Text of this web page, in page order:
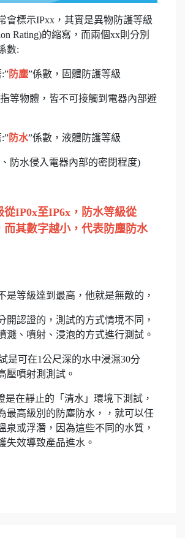
會標示IPxx，其實是異物防護等級
Rating)的縮寫，而兩個xx則分別
數:
防塵”係數，固體防護等級
等物體，皆不可接觸到電器內部避
防水”係數，液體防護等級
防水侵入電器內部的密閉程度)
從IP0x至IP6x，防水等級從
而其數字越小，代表防塵防水
是等級達到最高，他就是無敵的，
開認證的，測試的方式情境不同，
濺、噴射、浸泡的方式進行測試。
是可在1公尺深的水中浸濕30分
壓噴射測測試。
是在靜止的「清水」環境下測試，
最高級別的防塵防水，，就可以任
泉或浮潛，因為這些不同的水質，
失效導致產品進水。